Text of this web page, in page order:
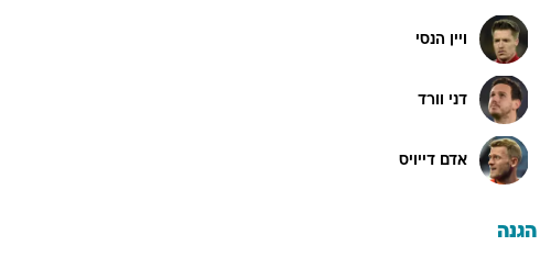
ויין הנסי
דני וורד
אדם דייויס
הגנה